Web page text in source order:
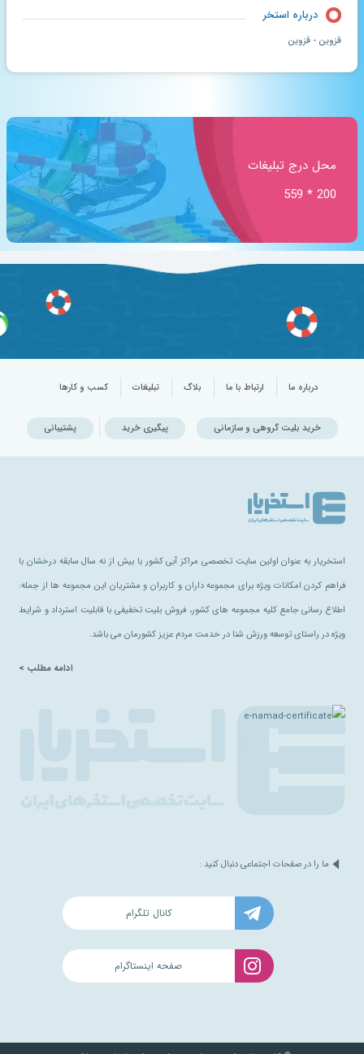
درباره استخر
قزوین - قزوین
محل درج تبلیغات
200 * 559
درباره ما ارتباط با ما بلاگ تبلیغات کسب و کارها
خرید بلیت گروهی و سازمانی پیگیری خرید پشتیبانی
استخریار به عنوان اولین سایت تخصصی مراکز آبی کشور با بیش از نه سال سابقه درخشان با
فراهم کردن امکانات ویژه برای مجموعه داران و کاربران و مشتریان این مجموعه ها از جمله:
اطلاع رسانی جامع کلیه مجموعه های کشور، فروش بلیت تخفیفی با قابلیت استرداد و شرایط
ویژه در راستای توسعه ورزش شنا در خدمت مردم عزیز کشورمان می باشد.
ادامه مطلب >
ما را در صفحات اجتماعی دنبال کنید :
کانال تلگرام
صفحه اینستاگرام